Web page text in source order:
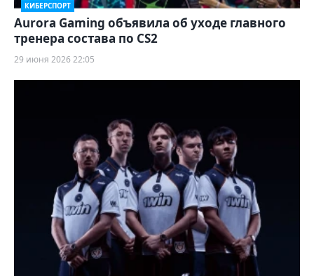
КИБЕРСПОРТ
Aurora Gaming объявила об уходе главного
тренера состава по CS2
29 июня 2026 22:05